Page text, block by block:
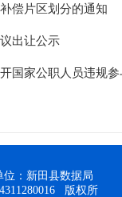
偿片区划分的通知
出让公示
职人员违规参与土地和
：新田县数据局
版权所